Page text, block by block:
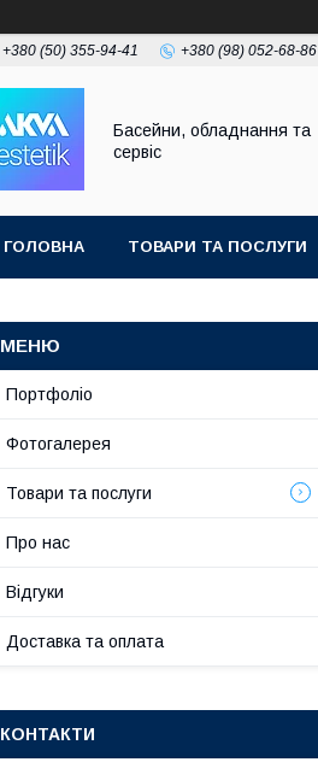
+380 (50) 355-94-41 +380 (98) 052-68-86
Басейни, обладнання та
сервіс
ГОЛОВНА ТОВАРИ ТА ПОСЛУГИ
Портфоліо
Фотогалерея
Товари та послуги
Про нас
Відгуки
Доставка та оплата
КОНТАКТИ